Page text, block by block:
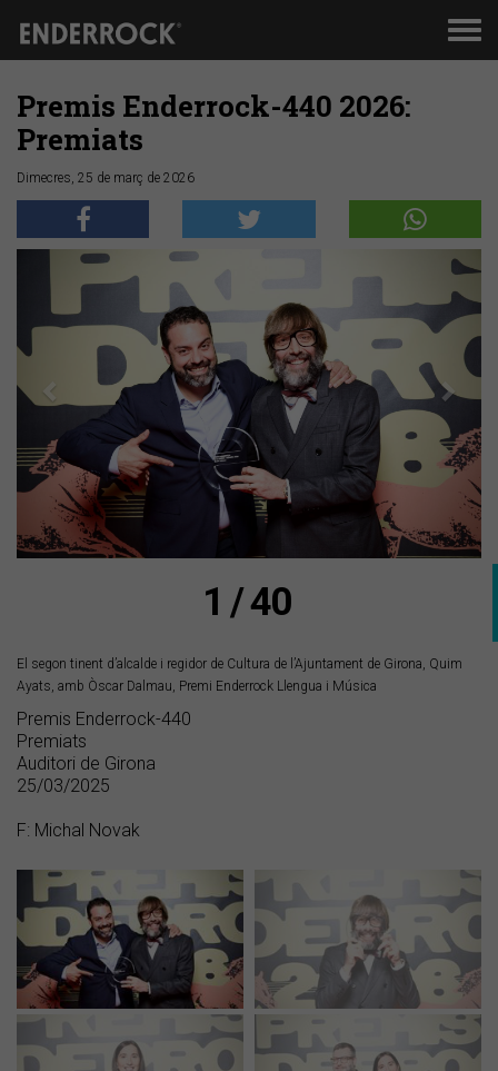
Premis Enderrock-440 2026:
Premiats
Dimecres, 25 de març de 2026
Anterior
1 / 40
El segon tinent d’alcalde i regidor de Cultura de l’Ajuntament de Girona, Quim
Ayats, amb Òscar Dalmau, Premi Enderrock Llengua i Música
Premis Enderrock-440
Premiats
Auditori de Girona
25/03/2025
F: Michal Novak